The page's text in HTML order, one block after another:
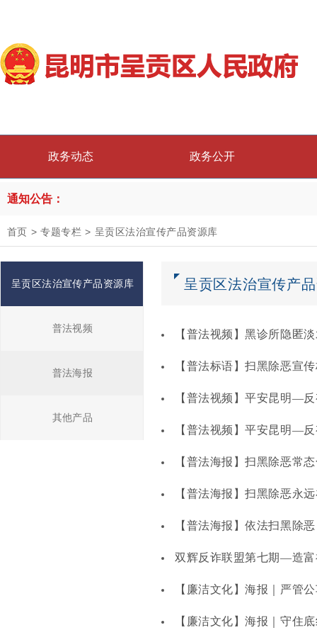
政务动态 政务公开
通知公告：
首页 > 专题专栏 > 呈贡区法治宣传产品资源库
呈贡区法治宣传产品资源库
普法视频
普法海报
其他产品
呈贡区法治宣传产
【普法视频】黑诊所隐匿
【普法标语】扫黑除恶宣
【普法视频】平安昆明—
【普法视频】平安昆明—
【普法海报】扫黑除恶常
【普法海报】扫黑除恶永
【普法海报】依法扫黑除
双辉反诈联盟第七期—造
【廉洁文化】海报｜严管
【廉洁文化】海报｜守住